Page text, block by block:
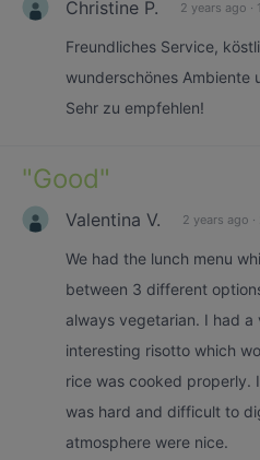
Christine P. 2 years ago ·
Freundliches Service,
wunderschönes Ambiente
Sehr zu empfehlen!
"Good"
Valentina V. 2 years ago ·
We had the lunch menu
between 3 different
always vegetarian. I had
interesting risotto which
rice was cooked properly.
was hard and difficult to
atmosphere were nice.